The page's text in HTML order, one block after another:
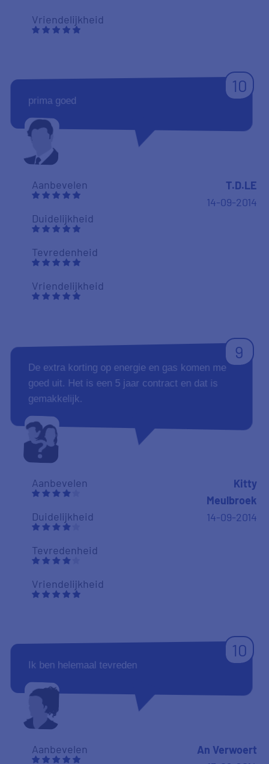
Vriendelijkheid
10
prima goed
Aanbevelen
Duidelijkheid
Tevredenheid
Vriendelijkheid
T.D.LE
14-09-2014
9
De extra korting op energie en gas komen me
goed uit. Het is een 5 jaar contract en dat is
gemakkelijk.
Aanbevelen
Duidelijkheid
Tevredenheid
Vriendelijkheid
Kitty
Meulbroek
14-09-2014
10
Ik ben helemaal tevreden
Aanbevelen
An Verwoert